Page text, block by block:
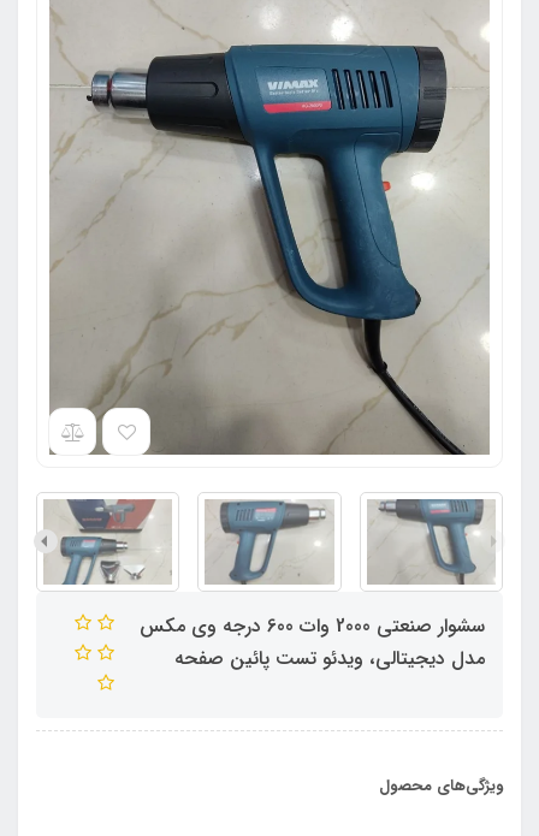
سشوار صنعتی 2000 وات 600 درجه وی مکس
مدل دیجیتالی، ویدئو تست پائین صفحه
ویژگی‌های محصول